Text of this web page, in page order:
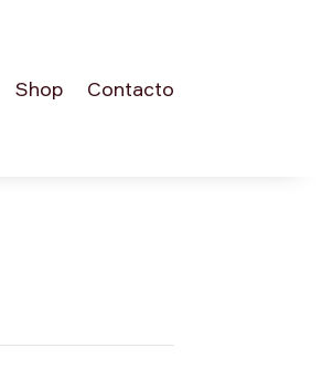
Shop Contacto